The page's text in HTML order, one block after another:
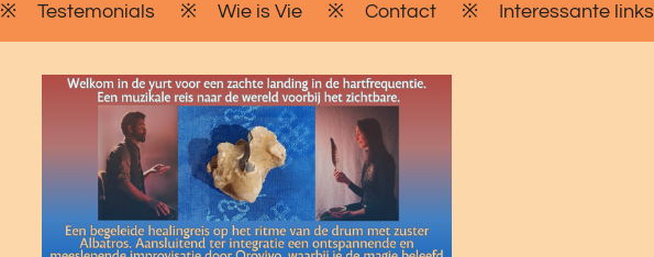
Testemonials Wie is Vie Contact Interessante links